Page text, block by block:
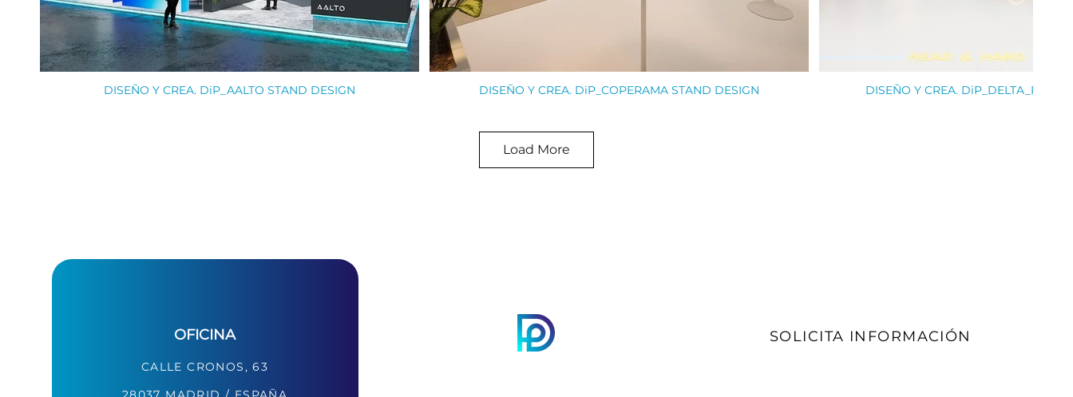
DISEÑO Y CREA. DiP_AALTO STAND DESIGN DISEÑO Y CREA. DiP_COPERAMA STAND DESIGN DISEÑO Y CREA. DiP_DELTA_PLUS
Load More
OFICINA
CALLE CRONOS, 63
SOLICITA INFORMACIÓN